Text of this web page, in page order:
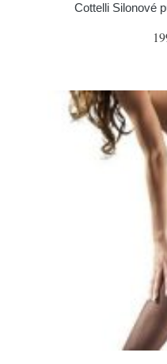
Cottelli Silonové